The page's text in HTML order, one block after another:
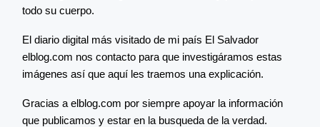
todo su cuerpo.
El diario digital más visitado de mi país El Salvador
elblog.com nos contacto para que investigáramos estas
imágenes así que aquí les traemos una explicación.
Gracias a elblog.com por siempre apoyar la información
que publicamos y estar en la busqueda de la verdad.